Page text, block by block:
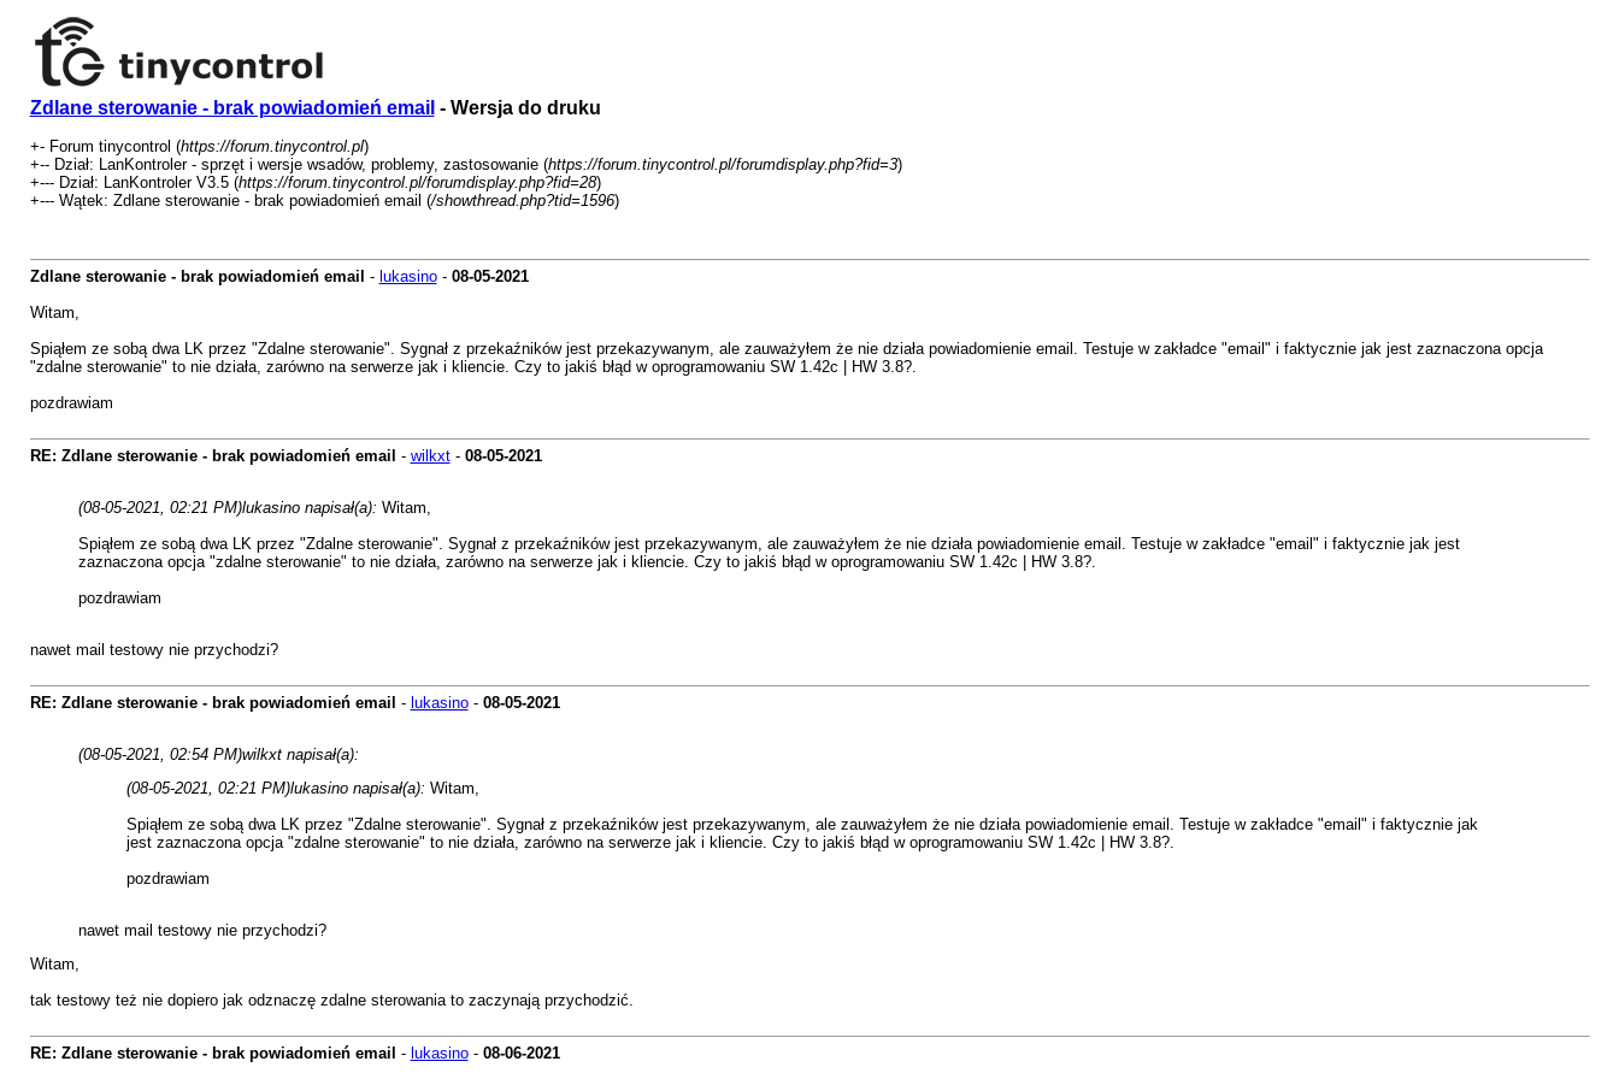
Zdlane sterowanie - brak powiadomień email - Wersja do druku
+- Forum tinycontrol (https://forum.tinycontrol.pl)
+-- Dział: LanKontroler - sprzęt i wersje wsadów, problemy, zastosowanie (https://forum.tinycontrol.pl/forumdisplay.php?fid=3)
+--- Dział: LanKontroler V3.5 (https://forum.tinycontrol.pl/forumdisplay.php?fid=28)
+--- Wątek: Zdlane sterowanie - brak powiadomień email (/showthread.php?tid=1596)
Zdlane sterowanie - brak powiadomień email - lukasino- 08-05-2021
Witam,
Spiąłem ze sobą dwa LK przez "Zdalne sterowanie". Sygnał z przekaźników jest przekazywanym, ale zauważyłem że nie działa powiadomienie email. Testuje w zakładce "email" i faktycznie jak jest zaznaczona opcja
"zdalne sterowanie" to nie działa, zarówno na serwerze jak i kliencie. Czy to jakiś błąd w oprogramowaniu SW 1.42c | HW 3.8?.
pozdrawiam
RE: Zdlane sterowanie - brak powiadomień email - wilkxt- 08-05-2021
(08-05-2021, 02:21 PM)lukasino napisał(a): Witam,
Spiąłem ze sobą dwa LK przez "Zdalne sterowanie". Sygnał z przekaźników jest przekazywanym, ale zauważyłem że nie działa powiadomienie email. Testuje w zakładce "email" i faktycznie jak jest
zaznaczona opcja "zdalne sterowanie" to nie działa, zarówno na serwerze jak i kliencie. Czy to jakiś błąd w oprogramowaniu SW 1.42c | HW 3.8?.
pozdrawiam
nawet mail testowy nie przychodzi?
RE: Zdlane sterowanie - brak powiadomień email - lukasino- 08-05-2021
(08-05-2021, 02:54 PM)wilkxt napisał(a):
(08-05-2021, 02:21 PM)lukasino napisał(a): Witam,
Spiąłem ze sobą dwa LK przez "Zdalne sterowanie". Sygnał z przekaźników jest przekazywanym, ale zauważyłem że nie działa powiadomienie email. Testuje w zakładce "email" i faktycznie jak
jest zaznaczona opcja "zdalne sterowanie" to nie działa, zarówno na serwerze jak i kliencie. Czy to jakiś błąd w oprogramowaniu SW 1.42c | HW 3.8?.
pozdrawiam
nawet mail testowy nie przychodzi?
Witam,
tak testowy też nie dopiero jak odznaczę zdalne sterowania to zaczynają przychodzić.
RE: Zdlane sterowanie - brak powiadomień email - lukasino- 08-06-2021